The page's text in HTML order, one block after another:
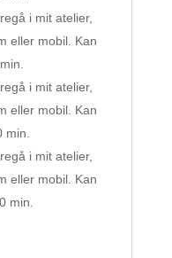
i mit atelier,
eller mobil. Kan
i mit atelier,
eller mobil. Kan
min.
i mit atelier,
eller mobil. Kan
4 x 60 min.